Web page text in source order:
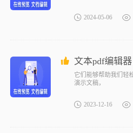
2024-05-06
文本pdf编辑
它们能够帮助我们轻
演示文稿，
2023-12-16